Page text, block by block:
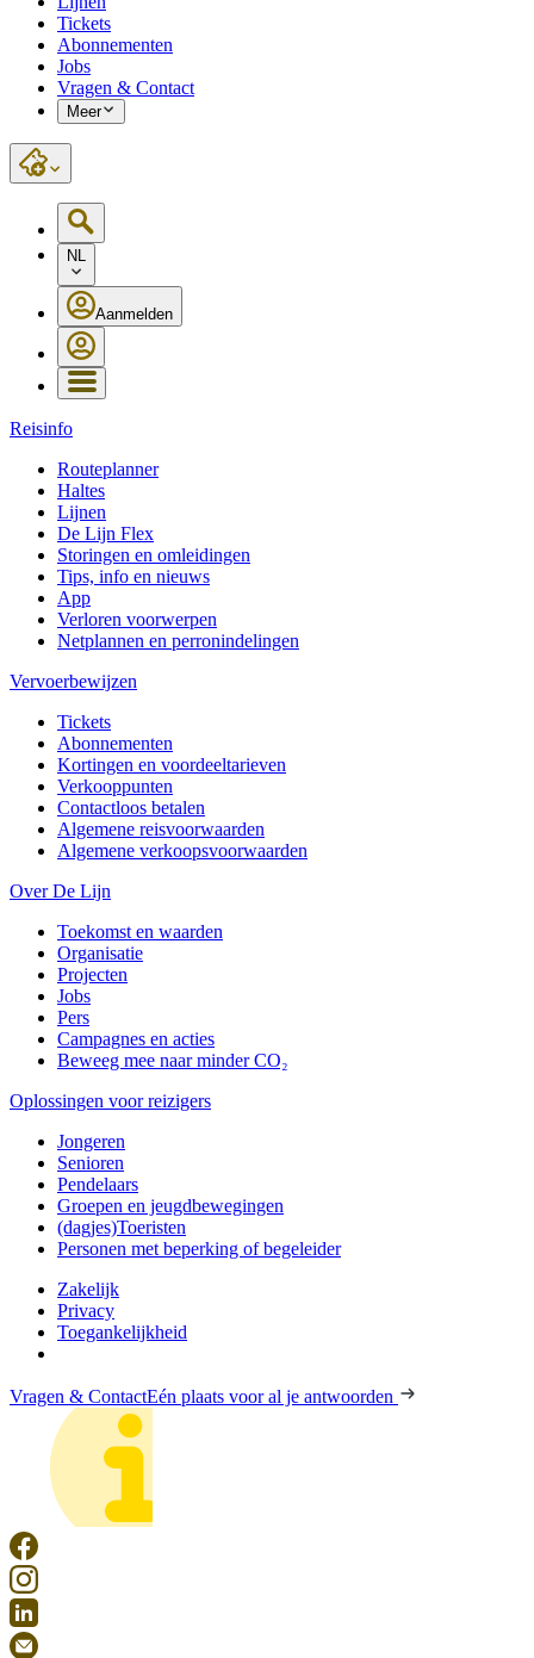
Tickets
Abonnementen
Jobs
Vragen & Contact
Meer
NL
Aanmelden
Reisinfo
Routeplanner
Haltes
Lijnen
De Lijn Flex
Storingen en omleidingen
Tips, info en nieuws
App
Verloren voorwerpen
Netplannen en perronindelingen
Vervoerbewijzen
Tickets
Abonnementen
Kortingen en voordeeltarieven
Verkooppunten
Contactloos betalen
Algemene reisvoorwaarden
Algemene verkoopsvoorwaarden
Over De Lijn
Toekomst en waarden
Organisatie
Projecten
Jobs
Pers
Campagnes en acties
Beweeg mee naar minder CO₂
Oplossingen voor reizigers
Jongeren
Senioren
Pendelaars
Groepen en jeugdbewegingen
(dagjes)Toeristen
Personen met beperking of begeleider
Zakelijk
Privacy
Toegankelijkheid
Vragen & ContactEén plaats voor al je antwoorden